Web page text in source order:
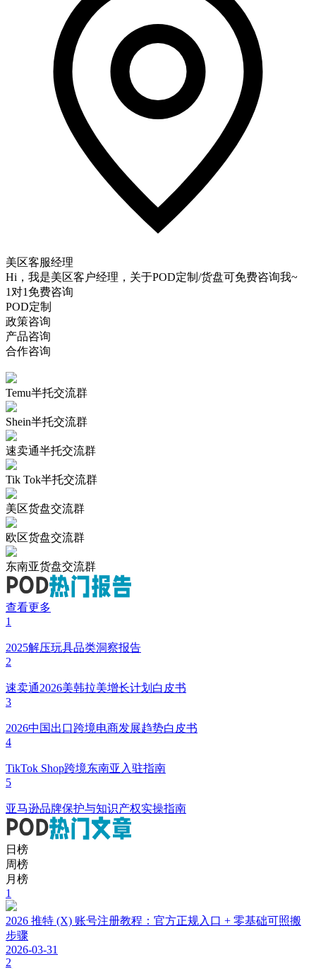
美区客服经理
Hi，我是美区客户经理，关于POD定制/货盘可免费咨询我~
1对1免费咨询
POD定制
政策咨询
产品咨询
合作咨询
Temu半托交流群
Shein半托交流群
速卖通半托交流群
Tik Tok半托交流群
美区货盘交流群
欧区货盘交流群
东南亚货盘交流群
查看更多
1
2025解压玩具品类洞察报告
2
速卖通2026美韩拉美增长计划白皮书
3
2026中国出口跨境电商发展趋势白皮书
4
TikTok Shop跨境东南亚入驻指南
5
亚马逊品牌保护与知识产权实操指南
日榜
周榜
月榜
1
2026 推特 (X) 账号注册教程：官方正规入口 + 零基础可照搬
步骤
2026-03-31
2